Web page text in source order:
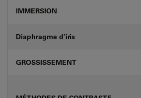
IMMERSION
Diaphragme d’iris
GROSSISSEMENT